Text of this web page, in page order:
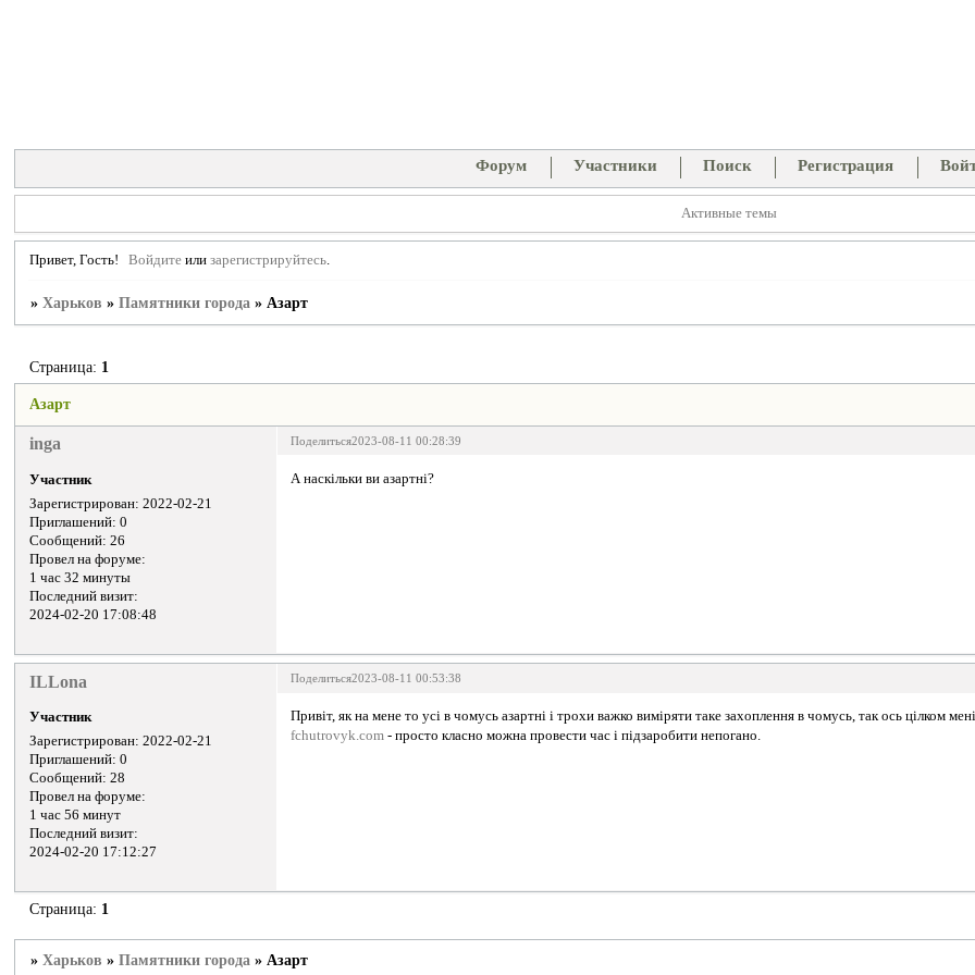
Форум Участники Поиск Регистрация
Активные темы
Привет, Гость! Войдите илизарегистрируйтесь
»Харьков »Памятники города »Азарт
Азарт
Страница: 1
Поделиться2023-08-11 00:28:39
inga
Участник
Зарегистрирован: 2022-02-21
Приглашений: 0
Сообщений: 26
Провел на форуме:
1 час 32 минуты
Последний визит:
2024-02-20 17:08:48
А наскільки ви азартні?
Поделиться2023-08-11 00:53:38
ILLona
Участник
Зарегистрирован: 2022-02-21
Приглашений: 0
Сообщений: 28
Провел на форуме:
1 час 56 минут
Последний визит:
2024-02-20 17:12:27
Привіт, як на мене то усі в чомусь азартні і трохи важко виміряти таке захоплення в чомусь, так ось цілком
fchutrovyk.com - просто класно можна провести час і підзаробити непогано.
Страница: 1
»Харьков »Памятники города »Азарт